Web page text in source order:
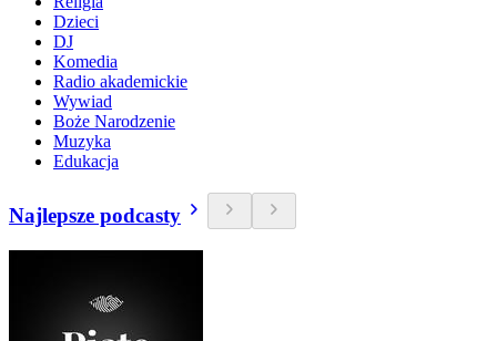
Dzieci
DJ
Komedia
Radio akademickie
Wywiad
Boże Narodzenie
Muzyka
Edukacja
Najlepsze podcasty